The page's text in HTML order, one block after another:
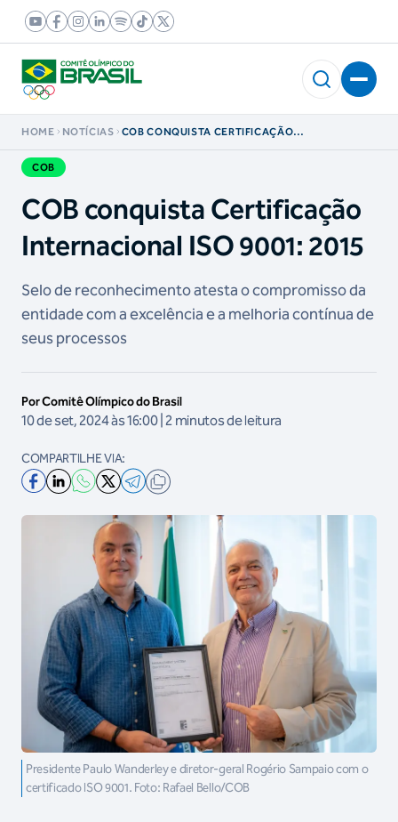
HOME NOTÍCIAS
COB CONQUISTA CERTIFICAÇÃO
COB
COB conquista Certificação
Internacional ISO 9001: 2015
Selo de reconhecimento atesta o compromisso da
entidade com a excelência e a melhoria contínua de
seus processos
Por Comitê Olímpico do Brasil
10 de set, 2024 às 16:00 | 2 minutos de leitura
COMPARTILHE VIA:
Presidente Paulo Wanderley e diretor-geral Rogério Sampaio com o
certificado ISO 9001. Foto: Rafael Bello/COB